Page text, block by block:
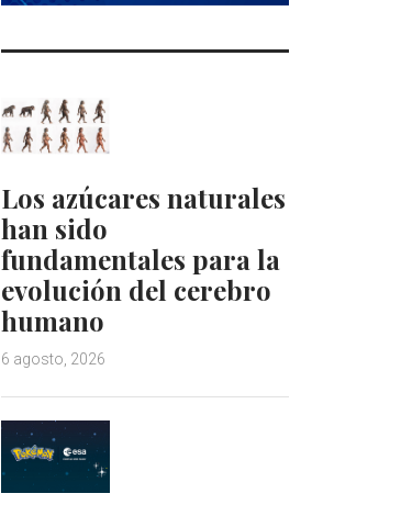
Los azúcares naturales
han sido
fundamentales para la
evolución del cerebro
humano
6 agosto, 2026